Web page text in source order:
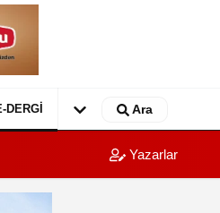
DERGI Ara
Yazarlar